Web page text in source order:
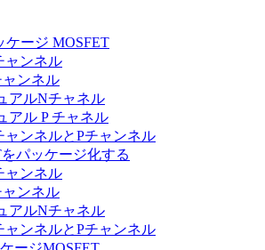
ケージ MOSFET
ャンネル
ャンネル
アルNチャネル
アル P チャネル
ャンネルとPチャンネル
パッケージ化する
ャンネル
ャンネル
アルNチャネル
ャンネルとPチャンネル